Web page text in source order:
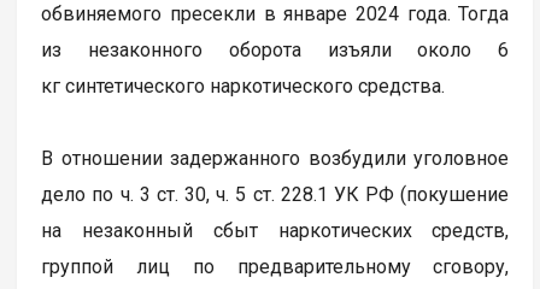
обвиняемого пресекли в январе 2024 года. Тогда
из незаконного оборота изъяли около 6
кг синтетического наркотического средства.
В отношении задержанного возбудили уголовное
дело по ч. 3 ст. 30, ч. 5 ст. 228.1 УК РФ (покушение
на незаконный сбыт наркотических средств,
группой лиц по предварительному сговору,